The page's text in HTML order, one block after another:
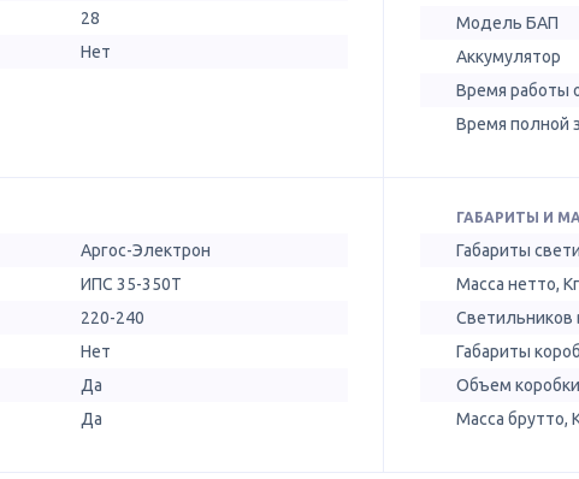
28
Нет
Модель БАП
Аккумулятор
Время работы
Время полной
Аргос-Электрон
ИПС 35-350Т
220-240
Нет
Да
Да
ГАБАРИТЫ И
Габариты
Масса нетто, Кг
Светильников
Габариты
Объем
Масса брутто,